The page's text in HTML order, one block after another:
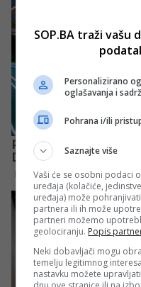
SOP.BA traži vašu
Personalizirano
oglašavanja i
Pohrana i/ili
Saznajte više
Vaši će se osobni podaci
uređaja (kolačiće,
uređaja) može
partnera ili ih može
partneri možemo
geolociranju. Popis
Neki dobavljači mogu
temelju legitimnog
nastavku možete